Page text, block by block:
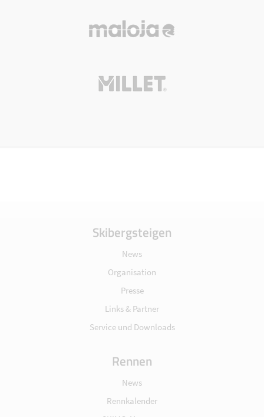
Skibergsteigen
News
Organisation
Presse
Links & Partner
Service und Downloads
Rennen
News
Rennkalender